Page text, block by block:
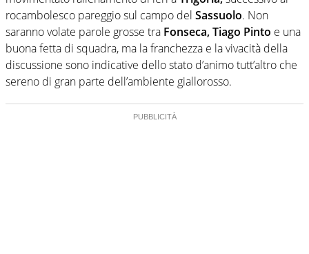
rocambolesco pareggio sul campo del Sassuolo. Non
saranno volate parole grosse tra Fonseca, Tiago Pinto e una
buona fetta di squadra, ma la franchezza e la vivacità della
discussione sono indicative dello stato d’animo tutt’altro che
sereno di gran parte dell’ambiente giallorosso.